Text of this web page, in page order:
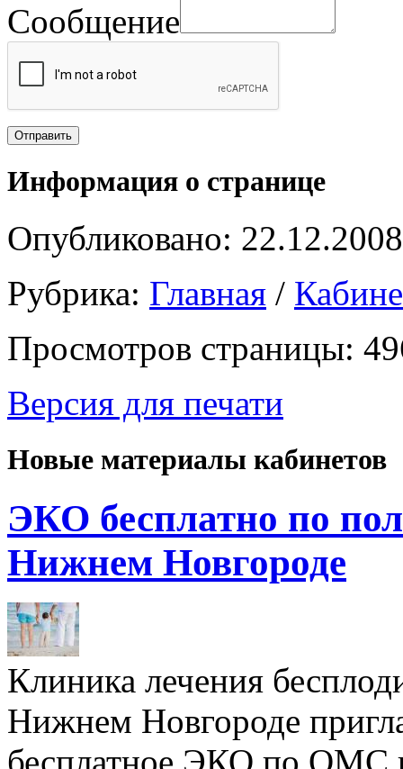
Сообщение
Информация о странице
Опубликовано: 22.12.2008
Рубрика: Главная /
Просмотров страницы:
Версия для печати
Новые материалы кабинетов
ЭКО бесплатно по
Нижнем Новгороде
Клиника лечения
Нижнем Новгороде